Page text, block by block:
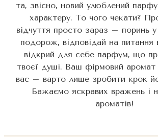
та, звісно, новий улюблений
характеру. То чого чекати?
відчуття просто зараз – поринь
подорож, відповідай на питання
відкрий для себе парфум, що
твоєї душі. Ваш фірмовий
вас – варто лише зробити крок
Бажаємо яскравих вражень і
ароматів!